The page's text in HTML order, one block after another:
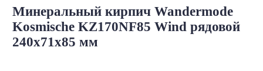
Минеральный кирпич Wandermode
Kosmische KZ170NF85 Wind рядовой
240x71x85 мм